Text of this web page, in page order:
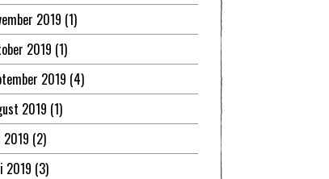
2019 (1)
2019 (1)
2019 (4)
2019 (1)
2019 (2)
2019 (3)